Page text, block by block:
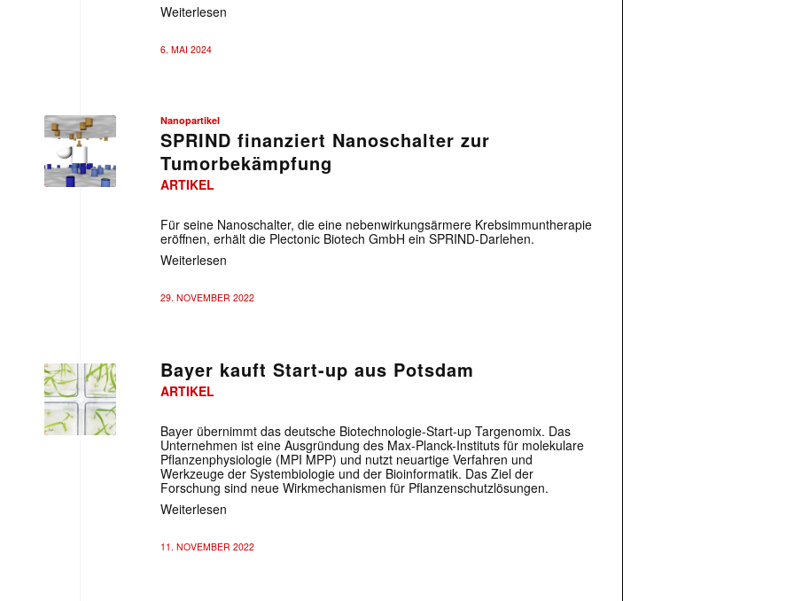
Mit dem |transkript-Newsletter jede Woche aktuell
Weiterlesen
6. MAI 2024
Nanopartikel
SPRIND finanziert Nanoschalter zur
Tumorbekämpfung
ARTIKEL
Für seine Nanoschalter, die eine nebenwirkungsärmere Krebsimmuntherapie
eröffnen, erhält die Plectonic Biotech GmbH ein SPRIND-Darlehen.
Weiterlesen
29. NOVEMBER 2022
Bayer kauft Start-up aus Potsdam
ARTIKEL
Bayer übernimmt das deutsche Biotechnologie-Start-up Targenomix. Das
Unternehmen ist eine Ausgründung des Max-Planck-Instituts für molekulare
Pflanzenphysiologie (MPI MPP) und nutzt neuartige Verfahren und
Werkzeuge der Systembiologie und der Bioinformatik. Das Ziel der
Forschung sind neue Wirkmechanismen für Pflanzenschutzlösungen.
Weiterlesen
11. NOVEMBER 2022